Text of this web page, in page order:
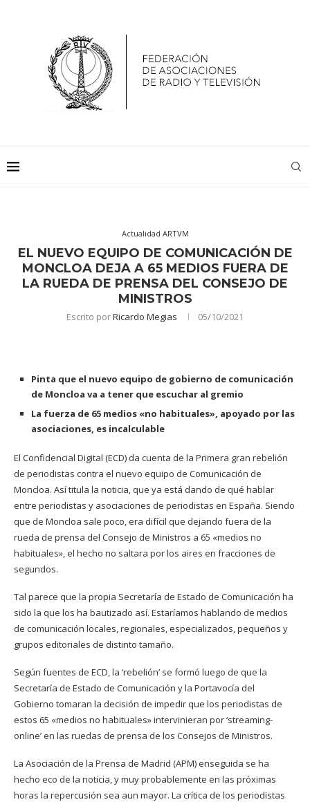
Actualidad ARTVM
EL NUEVO EQUIPO DE COMUNICACIÓN DE
MONCLOA DEJA A 65 MEDIOS FUERA DE
LA RUEDA DE PRENSA DEL CONSEJO DE
MINISTROS
Escrito porRicardo Megias 05/10/2021
Pinta que el nuevo equipo de gobierno de comunicación
de Moncloa va a tener que escuchar al gremio
La fuerza de 65 medios «no habituales», apoyado por las
asociaciones, es incalculable
El Confidencial Digital (ECD) da cuenta de la Primera gran rebelión
de periodistas contra el nuevo equipo de Comunicación de
Moncloa. Así titula la noticia, que ya está dando de qué hablar
entre periodistas y asociaciones de periodistas en España. Siendo
que de Moncloa sale poco, era difícil que dejando fuera de la
rueda de prensa del Consejo de Ministros a 65 «medios no
habituales», el hecho no saltara por los aires en fracciones de
segundos.
Tal parece que la propia Secretaría de Estado de Comunicación ha
sido la que los ha bautizado así. Estaríamos hablando de medios
de comunicación locales, regionales, especializados, pequeños y
grupos editoriales de distinto tamaño.
Según fuentes de ECD, la ‘rebelión’ se formó luego de que la
Secretaría de Estado de Comunicación y la Portavocía del
Gobierno tomaran la decisión de impedir que los periodistas de
estos 65 «medios no habituales» intervinieran por ‘streaming-
online’ en las ruedas de prensa de los Consejos de Ministros.
La Asociación de la Prensa de Madrid (APM) enseguida se ha
hecho eco de la noticia, y muy probablemente en las próximas
horas la repercusión sea aun mayor. La crítica de los periodistas